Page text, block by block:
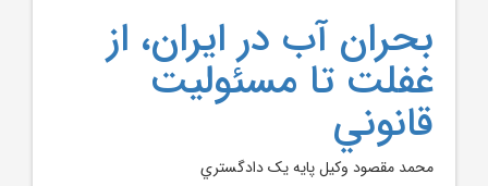
بحران آب در ايران، از
غفلت تا مسئوليت
قانوني
محمد مقصود وکيل پايه يک دادگستري